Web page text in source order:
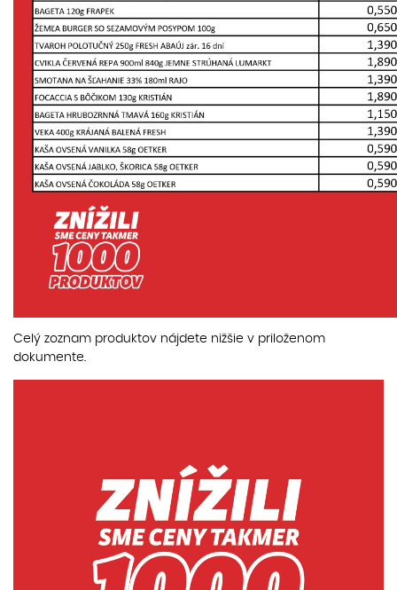
Celý zoznam produktov nájdete nižšie v priloženom
dokumente.